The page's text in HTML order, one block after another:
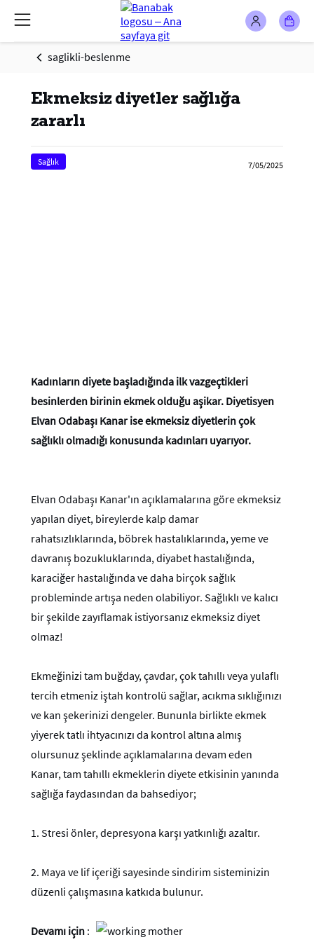
saglikli-beslenme
Ekmeksiz diyetler sağlığa
zararlı
Sağlık 7/05/2025
Kadınların diyete başladığında ilk vazgeçtikleri
besinlerden birinin ekmek olduğu aşikar. Diyetisyen
Elvan Odabaşı Kanar ise ekmeksiz diyetlerin çok
sağlıklı olmadığı konusunda kadınları uyarıyor.
Elvan Odabaşı Kanar'ın açıklamalarına göre ekmeksiz
yapılan diyet, bireylerde kalp damar
rahatsızlıklarında, böbrek hastalıklarında, yeme ve
davranış bozukluklarında, diyabet hastalığında,
karaciğer hastalığında ve daha birçok sağlık
probleminde artışa neden olabiliyor. Sağlıklı ve kalıcı
bir şekilde zayıflamak istiyorsanız ekmeksiz diyet
olmaz!
Ekmeğinizi tam buğday, çavdar, çok tahıllı veya yulaflı
tercih etmeniz iştah kontrolü sağlar, acıkma sıklığınızı
ve kan şekerinizi dengeler. Bununla birlikte ekmek
yiyerek tatlı ihtyacınızı da kontrol altına almış
olursunuz şeklinde açıklamalarına devam eden
Kanar, tam tahıllı ekmeklerin diyete etkisinin yanında
sağlığa faydasından da bahsediyor;
1. Stresi önler, depresyona karşı yatkınlığı azaltır.
2. Maya ve lif içeriği sayesinde sindirim sisteminizin
düzenli çalışmasına katkıda bulunur.
Devamı için :